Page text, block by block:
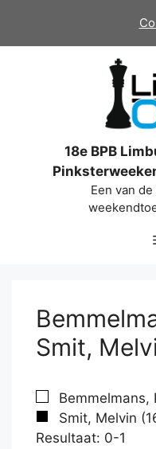
de
18e BPB
Een van
Smit,
Bemmelmans,
Smit, Melvin
Resultaat: 0-1